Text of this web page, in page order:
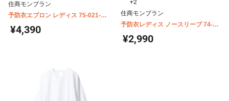
住商モンブラン
予防衣エプロン レディス 75-021-
025
¥4,390
+2
住商モンブラン
予防衣レディス ノースリーブ 74-
221-229
¥2,990